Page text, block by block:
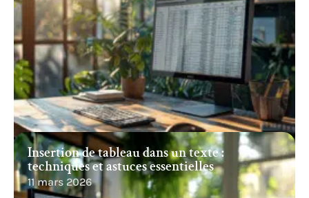
Insertion de tableau dans un texte :
techniques et astuces essentielles
11 mars 2026